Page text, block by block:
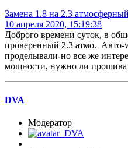
Замена 1.8 на 2.3 атмосферный
10 апреля 2020, 15:19:38
Доброго времени суток, в
проверенный 2.3 атмо. Авто-
проделывали-но все же
мощности, нужно ли
DVA
Модератор